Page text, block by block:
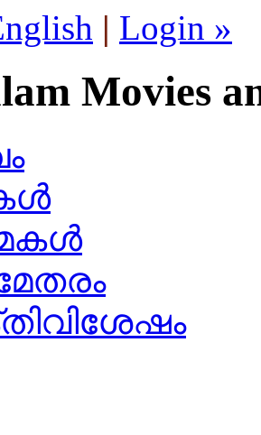
| Login »
Movies